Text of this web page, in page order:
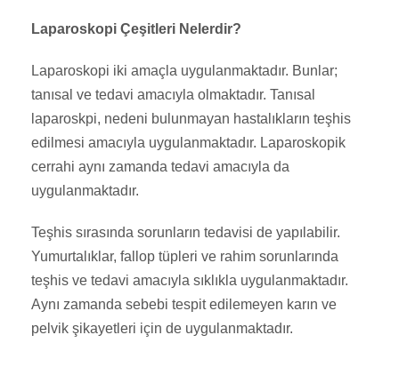
Laparoskopi Çeşitleri Nelerdir?
Laparoskopi iki amaçla uygulanmaktadır. Bunlar;
tanısal ve tedavi amacıyla olmaktadır. Tanısal
laparoskpi, nedeni bulunmayan hastalıkların teşhis
edilmesi amacıyla uygulanmaktadır. Laparoskopik
cerrahi aynı zamanda tedavi amacıyla da
uygulanmaktadır.
Teşhis sırasında sorunların tedavisi de yapılabilir.
Yumurtalıklar, fallop tüpleri ve rahim sorunlarında
teşhis ve tedavi amacıyla sıklıkla uygulanmaktadır.
Aynı zamanda sebebi tespit edilemeyen karın ve
pelvik şikayetleri için de uygulanmaktadır.